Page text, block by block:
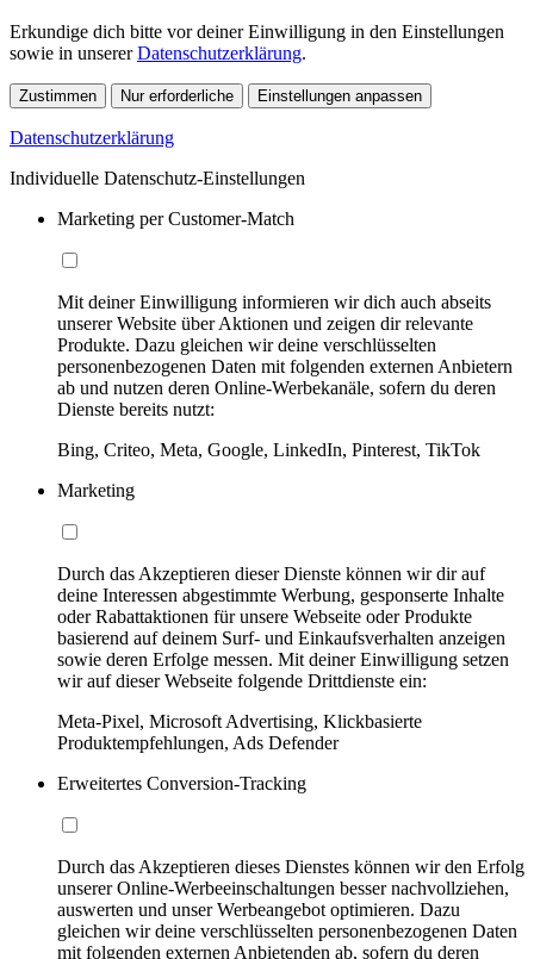
Erkundige dich bitte vor deiner Einwilligung in den Einstellungen
sowie in unsererDatenschutzerklärung.
Zustimmen Nur erforderliche Einstellungen anpassen
Datenschutzerklärung
Individuelle Datenschutz-Einstellungen
Marketing per Customer-Match
Mit deiner Einwilligung informieren wir dich auch abseits
unserer Website über Aktionen und zeigen dir relevante
Produkte. Dazu gleichen wir deine verschlüsselten
personenbezogenen Daten mit folgenden externen Anbietern
ab und nutzen deren Online-Werbekanäle, sofern du deren
Dienste bereits nutzt:
Bing, Criteo, Meta, Google, LinkedIn, Pinterest, TikTok
Marketing
Durch das Akzeptieren dieser Dienste können wir dir auf
deine Interessen abgestimmte Werbung, gesponserte Inhalte
oder Rabattaktionen für unsere Webseite oder Produkte
basierend auf deinem Surf- und Einkaufsverhalten anzeigen
sowie deren Erfolge messen. Mit deiner Einwilligung setzen
wir auf dieser Webseite folgende Drittdienste ein:
Meta-Pixel, Microsoft Advertising, Klickbasierte
Produktempfehlungen, Ads Defender
Erweitertes Conversion-Tracking
Durch das Akzeptieren dieses Dienstes können wir den Erfolg
unserer Online-Werbeeinschaltungen besser nachvollziehen,
auswerten und unser Werbeangebot optimieren. Dazu
gleichen wir deine verschlüsselten personenbezogenen Daten
mit folgenden externen Anbietenden ab, sofern du deren